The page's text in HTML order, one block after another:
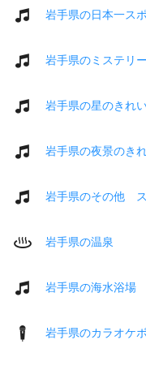
岩手県の日本一ス
岩手県のミステリ
岩手県の星のきれ
岩手県の夜景のき
岩手県のその他
岩手県の温泉
岩手県の海水浴場
岩手県のカラオケ